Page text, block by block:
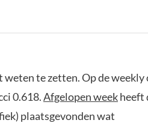
te zetten. Op de weekly
0.618.Afgelopen weekheeft
plaatsgevonden wat